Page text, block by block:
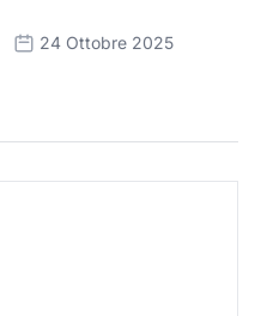
24 Ottobre 2025